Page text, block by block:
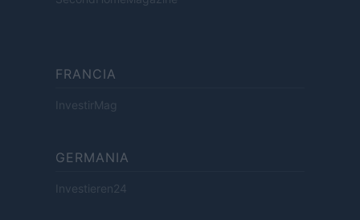
FRANCIA
InvestirMag
GERMANIA
Investieren24